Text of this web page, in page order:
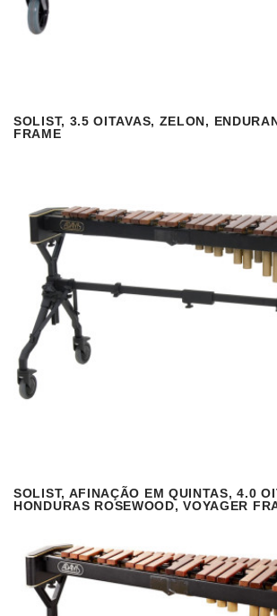
SOLIST, 3.5 OITAVAS, ZELON,
FRAME
VISUALIZAR
SOLIST, AFINAÇÃO EM QUINTAS, 4.0
HONDURAS ROSEWOOD, VOYAGER